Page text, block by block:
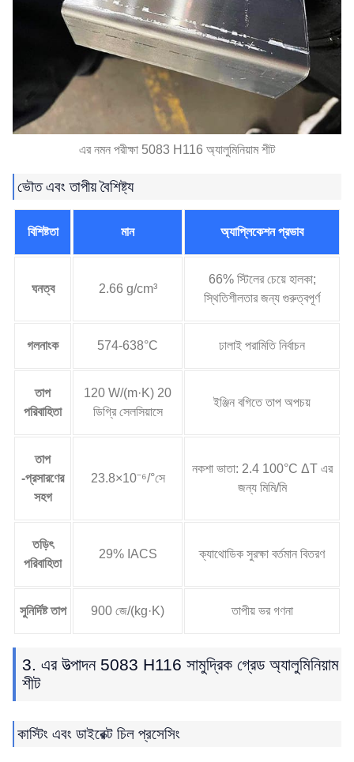
এর নমন পরীক্ষা 5083 H116 অ্যালুমিনিয়াম শীট
ভৌত এবং তাপীয় বৈশিষ্ট্য
বিশিষ্টতা মান অ্যাপ্লিকেশন প্রভাব
ঘনত্ব 2.66 g/cm³
66% স্টিলের চেয়ে হালকা;
স্থিতিশীলতার জন্য গুরুত্বপূর্ণ
গলনাংক 574-638°C ঢালাই পরামিতি নির্বাচন
তাপ
পরিবাহিতা
120 W/(m·K) 20
ডিগ্রি সেলসিয়াসে
ইঞ্জিন বগিতে তাপ অপচয়
তাপ
-প্রসারণের
সহগ
23.8×10⁻⁶/°সে
নকশা ভাতা: 2.4 100°C ΔT এর
জন্য মিমি/মি
তড়িৎ
পরিবাহিতা
29% IACS ক্যাথোডিক সুরক্ষা বর্তমান বিতরণ
সুনির্দিষ্ট তাপ 900 জে/(kg·K) তাপীয় ভর গণনা
3. এর উত্পাদন 5083 H116 সামুদ্রিক গ্রেড অ্যালুমিনিয়াম
শীট
কাস্টিং এবং ডাইরেক্ট চিল প্রসেসিং